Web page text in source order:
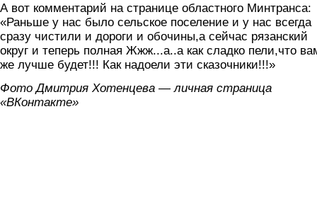
А вот комментарий на странице областного Минтранса:
«Раньше у нас было сельское поселение и у нас всегда
сразу чистили и дороги и обочины,а сейчас рязанский
округ и теперь полная Жжж...а..а как сладко пели,что
же лучше будет!!! Как надоели эти сказочники!!!»
Фото Дмитрия Хотенцева — личная страница
«ВКонтакте»